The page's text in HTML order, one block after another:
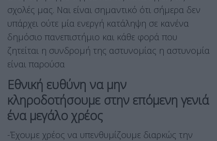
σχολές μας. Ναι είναι σημαντικό ότι σήμερα δεν
υπάρχει ούτε μία ενεργή κατάληψη σε κανένα
δημόσιο πανεπιστήμιο και κάθε φορά που
ζητείται η συνδρομή της αστυνομίας η αστυνομία
είναι παρούσα
Εθνική ευθύνη να μην
κληροδοτήσουμε στην επόμενη γενιά
ένα μεγάλο χρέος
-Έχουμε χρέος να υπενθυμίζουμε διαρκώς την